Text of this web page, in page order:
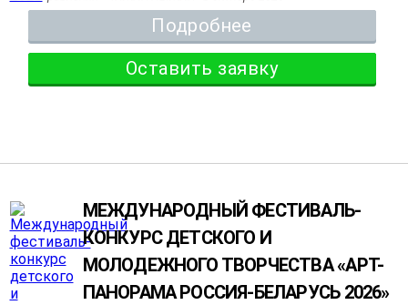
Подробнее
Оставить заявку
МЕЖДУНАРОДНЫЙ ФЕСТИВАЛЬ-
КОНКУРС ДЕТСКОГО И
МОЛОДЕЖНОГО ТВОРЧЕСТВА «АРТ-
ПАНОРАМА РОССИЯ-БЕЛАРУСЬ 2026»